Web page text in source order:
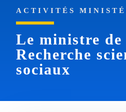
ACTIVITÉS
Le ministre de
Recherche
sociaux